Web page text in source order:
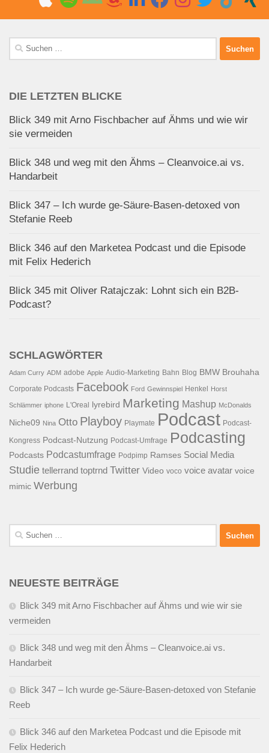
Suchen
nach:
DIE LETZTEN BLICKE
Blick 349 mit Arno Fischbacher auf Ähms und wie wir
sie vermeiden
Blick 348 und weg mit den Ähms – Cleanvoice.ai vs.
Handarbeit
Blick 347 – Ich wurde ge-Säure-Basen-detoxed von
Stefanie Reeb
Blick 346 auf den Marketea Podcast und die Episode
mit Felix Hederich
Blick 345 mit Oliver Ratajczak: Lohnt sich ein B2B-
Podcast?
SCHLAGWÖRTER
Adam Curry ADM adobe Apple Audio-Marketing Bahn Blog BMW Brouhaha
Corporate Podcasts Facebook Ford Gewinnspiel Henkel Horst
Schlämmer iphone L'Oreal lyrebird Marketing Mashup McDonalds
Niche09 Nina Otto Playboy Playmate Podcast Podcast-
Kongress Podcast-Nutzung Podcast-Umfrage Podcasting
Podcasts Podcastumfrage Podpimp Ramses Social Media
Studie tellerrand toptrnd Twitter Video voco voice avatar voice
mimic Werbung
Suchen
nach:
NEUESTE BEITRÄGE
Blick 349 mit Arno Fischbacher auf Ähms und wie wir sie
vermeiden
Blick 348 und weg mit den Ähms – Cleanvoice.ai vs.
Handarbeit
Blick 347 – Ich wurde ge-Säure-Basen-detoxed von Stefanie
Reeb
Blick 346 auf den Marketea Podcast und die Episode mit
Felix Hederich